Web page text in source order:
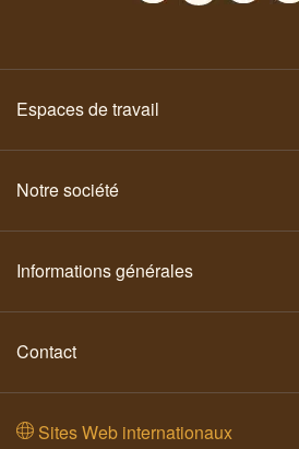
Espaces de travail
Notre société
Informations générales
Contact
Sites Web internationaux